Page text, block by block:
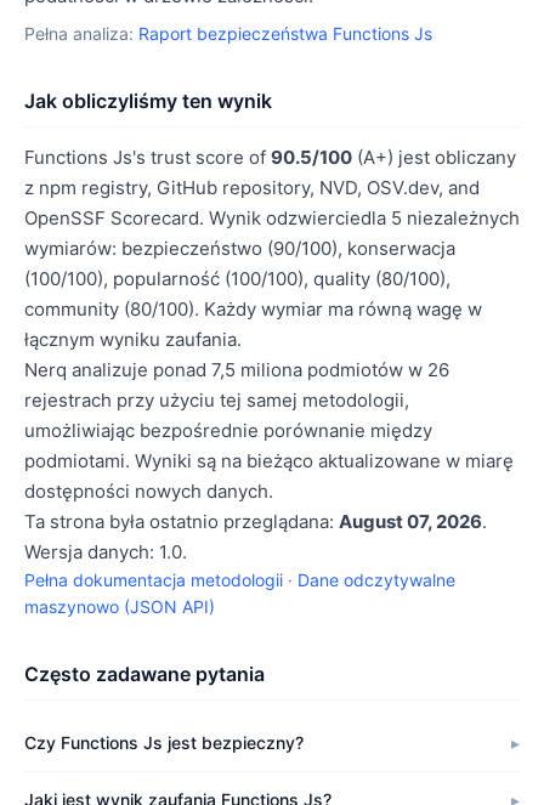
Pełna analiza: Raport bezpieczeństwa Functions Js
Jak obliczyliśmy ten wynik
Functions Js's trust score of 90.5/100 (A+) jest obliczany
z npm registry, GitHub repository, NVD, OSV.dev, and
OpenSSF Scorecard. Wynik odzwierciedla 5 niezależnych
wymiarów: bezpieczeństwo (90/100), konserwacja
(100/100), popularność (100/100), quality (80/100),
community (80/100). Każdy wymiar ma równą wagę w
łącznym wyniku zaufania.
Nerq analizuje ponad 7,5 miliona podmiotów w 26
rejestrach przy użyciu tej samej metodologii,
umożliwiając bezpośrednie porównanie między
podmiotami. Wyniki są na bieżąco aktualizowane w miarę
dostępności nowych danych.
Ta strona była ostatnio przeglądana: August 07, 2026.
Wersja danych: 1.0.
Pełna dokumentacja metodologii · Dane odczytywalne
maszynowo (JSON API)
Często zadawane pytania
Czy Functions Js jest bezpieczny?
Jaki jest wynik zaufania Functions Js?